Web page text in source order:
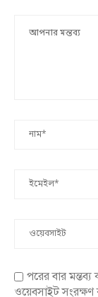
পরের বার
ওয়েবসাইট